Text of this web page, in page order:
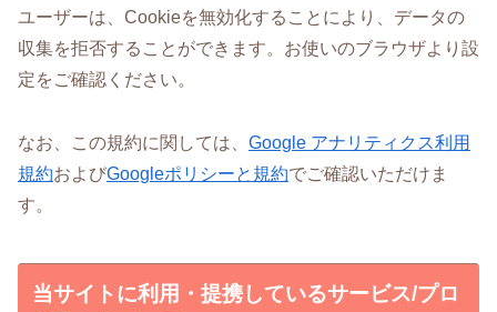
ユーザーは、Cookieを無効化することにより、データの
収集を拒否することができます。お使いのブラウザより設
定をご確認ください。
なお、この規約に関しては、 Google アナリティクス利用
規約およびGoogleポリシーと規約でご確認いただけま
す。
当サイトに利用・提携しているサービス/プロ